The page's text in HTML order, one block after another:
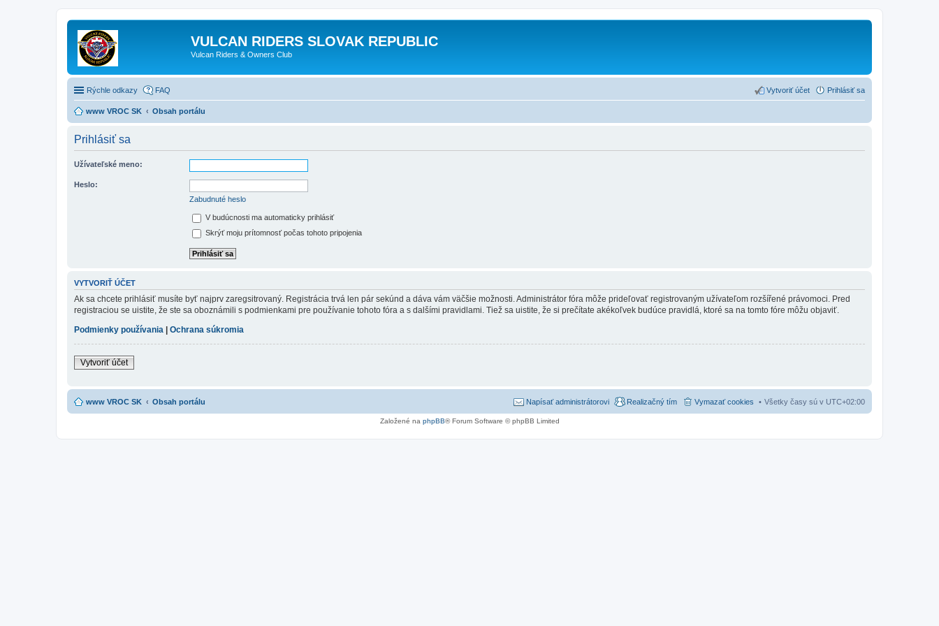
VULCAN RIDERS SLOVAK REPUBLIC
Vulcan Riders & Owners Club
Rýchle odkazy FAQ Prihlásiť sa
Vytvoriť účet
www VROC SK Obsah portálu
Prihlásiť sa
Užívateľské meno:
Heslo:
Zabudnuté heslo
V budúcnosti ma automaticky prihlásiť
Skrýť moju prítomnosť počas tohoto pripojenia
VYTVORIŤ ÚČET
Ak sa chcete prihlásiť musíte byť najprv zaregsitrovaný. Registrácia trvá len pár sekúnd a dáva vám väčšie možnosti. Administrátor fóra môže prideľovať registrovaným užívateľom rozšířené právomoci. Pred
registraciou se uistite, že ste sa oboznámili s podmienkami pre používanie tohoto fóra a s dalšími pravidlami. Tiež sa uistite, že si prečítate akékoľvek budúce pravidlá, ktoré sa na tomto fóre môžu objaviť.
Podmienky používania
Ochrana súkromia
Vytvoriť účet
www VROC SK Obsah portálu Všetky časy sú v UTC+02:00
Vymazať cookies
Realizačný tím
Napísať administrátorovi
Založené na phpBB® Forum Software © phpBB Limited